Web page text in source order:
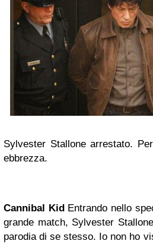
Sylvester Stallone arrestato.
ebbrezza.
Cannibal KidEntrando nello
grande match, Sylvester
parodia di se stesso. Io non ho